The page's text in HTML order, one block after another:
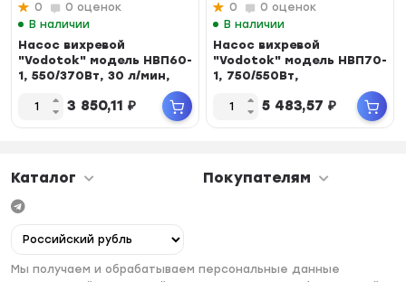
0
0 оценок
В наличии
Насос вихревой
"Vodotok" модель НВП60-
1, 550/370Вт, 30 л/мин,
3 850,11 ₽
0
0 оценок
В наличии
Насос вихревой
"Vodotok" модель НВП70-
1, 750/550Вт,
5 483,57 ₽
Каталог Покупателям
Мы получаем и обрабатываем персональные данные